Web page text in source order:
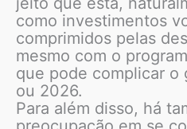
como investimentos
comprimidos pelas
mesmo com o
que pode complicar o
ou 2026.
Para além disso, há